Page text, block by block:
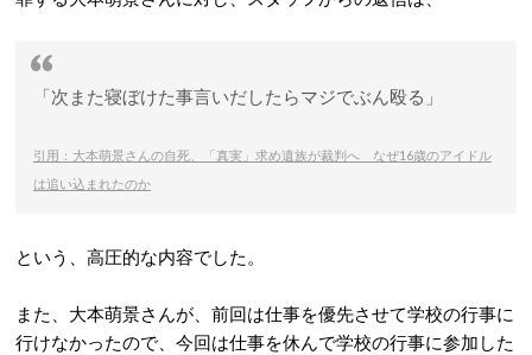
「次また寝ぼけた事言いだしたらマジでぶん殴る」
引用：大本萌景さんの自死、「真実」求め遺族が裁判へ なぜ16歳のアイドル
は追い込まれたのか
という、高圧的な内容でした。
また、大本萌景さんが、前回は仕事を優先させて学校の行事に
行けなかったので、今回は仕事を休んで学校の行事に参加した